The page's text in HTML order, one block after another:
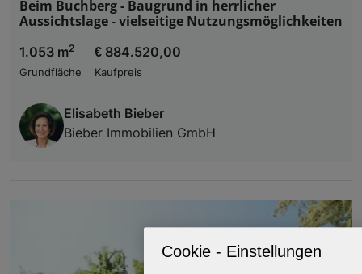
Beim Buchberg - Baugrund in herrlicher
Aussichtslage - vielseitige Nutzungsmöglichkeiten
1.053 m2
Grundfläche
€ 884.520,00
Kaufpreis
Elisabeth Bieber
Bieber Immobilien GmbH